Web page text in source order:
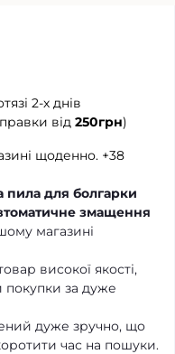
2-х днів
від 250грн)
щоденно. +38
пила для болгарки
змащення
магазині
високої якості,
за дуже
дуже зручно, що
час на пошуки.